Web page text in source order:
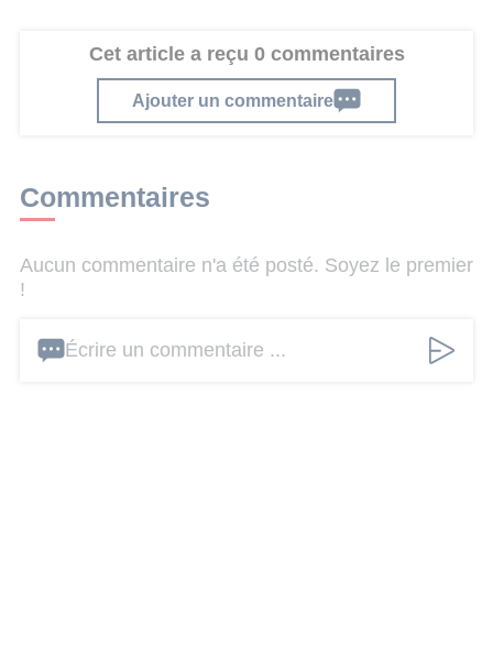
Cet article a reçu 0 commentaires
Ajouter un commentaire
Commentaires
Aucun commentaire n'a été posté. Soyez le premier
!
Écrire un commentaire ...